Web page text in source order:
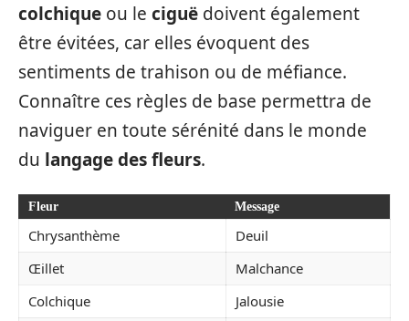
colchique ou le ciguë doivent également
être évitées, car elles évoquent des
sentiments de trahison ou de méfiance.
Connaître ces règles de base permettra de
naviguer en toute sérénité dans le monde
du langage des fleurs.
Fleur Message
Chrysanthème
Deuil
Œillet
Malchance
Colchique
Jalousie